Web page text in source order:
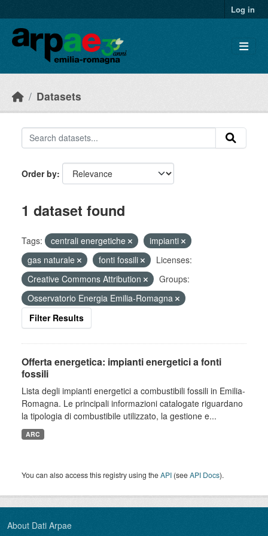
Log in
Datasets
Order by
1 dataset found
Tags: centrali energetiche
impianti
gas naturale
fonti fossili
Licenses:
Creative Commons Attribution
Groups:
Osservatorio Energia Emilia-Romagna
Filter Results
Offerta energetica: impianti energetici a fonti
fossili
Lista degli impianti energetici a combustibili fossili in Emilia-
Romagna. Le principali informazioni catalogate riguardano
la tipologia di combustibile utilizzato, la gestione e...
ARC
You can also access this registry using theAPI (seeAPI Docs).
About Dati Arpae